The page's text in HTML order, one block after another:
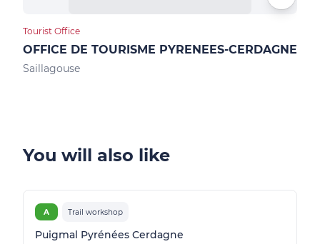
Tourist Office
OFFICE DE TOURISME PYRENEES-CERDAGNE
Saillagouse
You will also like
A Trail workshop
Puigmal Pyrénées Cerdagne